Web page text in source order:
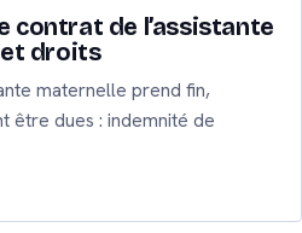
contrat de l’assistante
et droits
maternelle prend fin,
être dues : indemnité de